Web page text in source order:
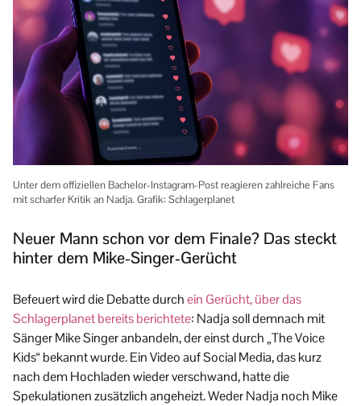
Unter dem offiziellen Bachelor-Instagram-Post reagieren zahlreiche Fans
mit scharfer Kritik an Nadja. Grafik: Schlagerplanet
Neuer Mann schon vor dem Finale? Das steckt
hinter dem Mike-Singer-Gerücht
Befeuert wird die Debatte durchein Gerücht, über das
Schlagerplanet bereits berichtete: Nadja soll demnach mit
Sänger Mike Singer anbandeln, der einst durch „The Voice
Kids“ bekannt wurde. Ein Video auf Social Media, das kurz
nach dem Hochladen wieder verschwand, hatte die
Spekulationen zusätzlich angeheizt. Weder Nadja noch Mike